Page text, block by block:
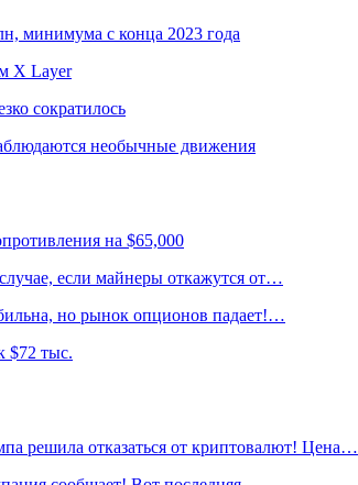
минимума с конца 2023 года
X Layer
сократилось
необычные движения
на $65,000
если майнеры откажутся от…
но рынок опционов падает!…
$72 тыс.
отказаться от криптовалют! Цена…